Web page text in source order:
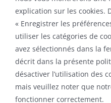
explication sur les cookies.
« Enregistrer les
utiliser les catégories de
avez sélectionnés dans la
décrit dans la présente
désactiver l’utilisation des
mais veuillez noter que
fonctionner correctement.